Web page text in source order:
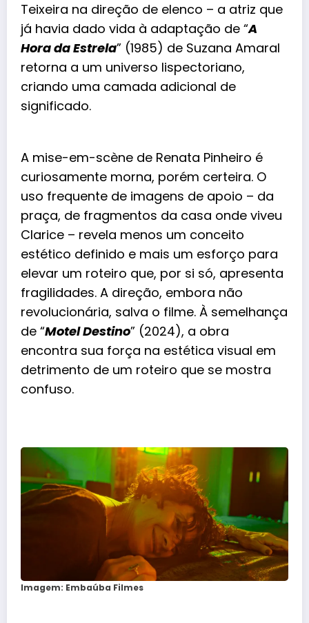
Teixeira na direção de elenco – a atriz que
já havia dado vida à adaptação de “A
Hora da Estrela” (1985) de Suzana Amaral
retorna a um universo lispectoriano,
criando uma camada adicional de
significado.
A mise-em-scène de Renata Pinheiro é
curiosamente morna, porém certeira. O
uso frequente de imagens de apoio – da
praça, de fragmentos da casa onde viveu
Clarice – revela menos um conceito
estético definido e mais um esforço para
elevar um roteiro que, por si só, apresenta
fragilidades. A direção, embora não
revolucionária, salva o filme. À semelhança
de “Motel Destino” (2024), a obra
encontra sua força na estética visual em
detrimento de um roteiro que se mostra
confuso.
Imagem: Embaúba Filmes